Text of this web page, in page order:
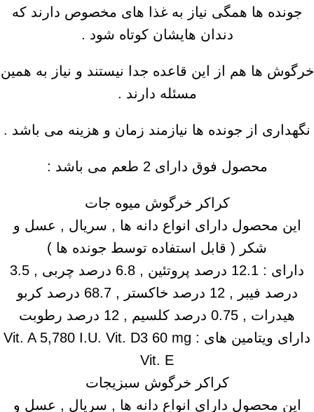
جونده ها همگی نیاز به غذا های مخصوص دارند که
دندان هایشان کوتاه شود .
خرگوش ها هم از این قاعده جدا نیستند و نیاز به همین
مسئله دارند .
نگهداری از جونده ها نیازمند زمان و هزینه می باشد .
محصول فوق دارای 2 طعم می باشد :
کراکر خرگوش میوه جات
این محصول دارای انواع دانه ها , سریال , عسل و
شکر ( قابل استفاده توسط جونده ها )
دارای : 12.1 درصد پروتئین , 6.8 درصد چربی , 3.5
درصد فیبر , 12 درصد خاکستر , 68.7 درصد کربو
هیدرات , 0.75 درصد کلسیم , 12 درصد رطوبت
دارای ویتامین های : Vit. A 5,780 I.U. Vit. D3 60 mg
Vit. E
کراکر خرگوش سبزیجات
این محصول دارای انواع دانه ها , سریال , عسل و